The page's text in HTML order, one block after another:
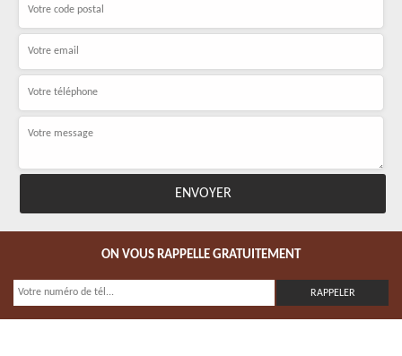
ON VOUS RAPPELLE GRATUITEMENT